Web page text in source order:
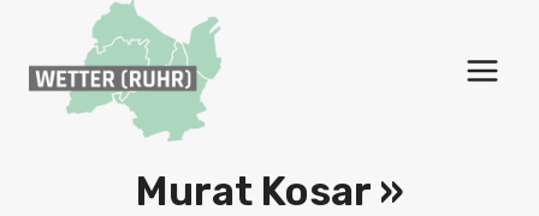
springen
Murat Kosar »